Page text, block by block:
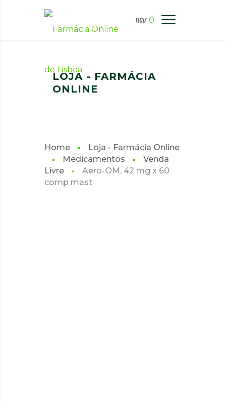
0
FARMÁCIA ONLINE LISBOA
LOJA - FARMÁCIA
ONLINE
Home
Loja - Farmácia Online
Medicamentos
Venda
Livre
Aero-OM, 42 mg x 60
comp mast